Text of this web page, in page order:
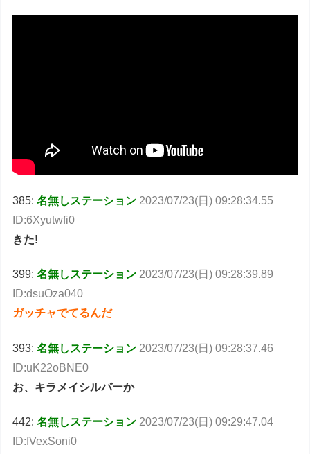
385:名無しステーション 2023/07/23(日) 09:28:34.55
ID:6Xyutwfi0
きた!
399:名無しステーション 2023/07/23(日) 09:28:39.89
ID:dsuOza040
ガッチャでてるんだ
393:名無しステーション 2023/07/23(日) 09:28:37.46
ID:uK22oBNE0
お、キラメイシルバーか
442:名無しステーション 2023/07/23(日) 09:29:47.04
ID:fVexSoni0